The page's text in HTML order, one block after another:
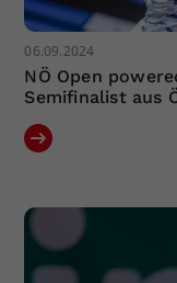
06.09.2024
NÖ Open
Semifinalist aus